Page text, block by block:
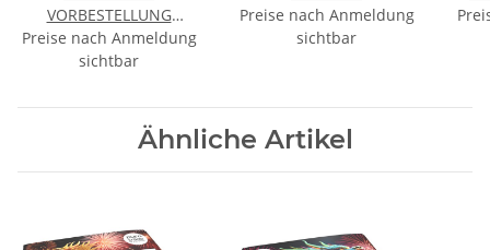
VORBESTELLUNG
September
Preise nach Anmeldung
sichtbar
Preise nach Anmeldung
sichtbar
Ähnliche Artikel